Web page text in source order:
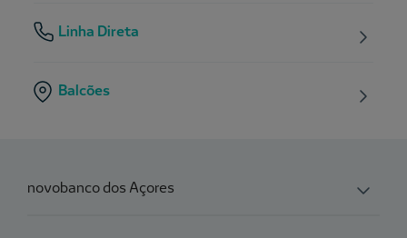
Linha Direta
Balcões
novobanco dos Açores